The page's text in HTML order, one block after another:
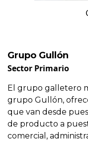
Grupo Gullón
Sector Primario
El grupo galletero
grupo Gullón,
que van desde
de producto a
comercial,